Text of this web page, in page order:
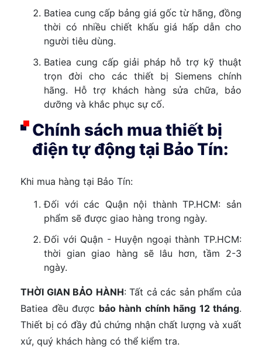
Batiea cung cấp bảng giá gốc từ hãng, đồng
thời có nhiều chiết khấu giá hấp dẫn cho
người tiêu dùng.
Batiea cung cấp giải pháp hỗ trợ kỹ thuật
trọn đời cho các thiết bị Siemens chính
hãng. Hỗ trợ khách hàng sửa chữa, bảo
dưỡng và khắc phục sự cố.
Chính sách mua thiết bị
điện tự động tại Bảo Tín:
Khi mua hàng tại Bảo Tín:
Đối với các Quận nội thành TP.HCM: sản
phẩm sẽ được giao hàng trong ngày.
Đối với Quận - Huyện ngoại thành TP.HCM:
thời gian giao hàng sẽ lâu hơn, tầm 2-3
ngày.
THỜI GIAN BẢO HÀNH: Tất cả các sản phẩm của
Batiea đều được bảo hành chính hãng 12 tháng.
Thiết bị có đầy đủ chứng nhận chất lượng và xuất
xứ, quý khách hàng có thể kiểm tra.